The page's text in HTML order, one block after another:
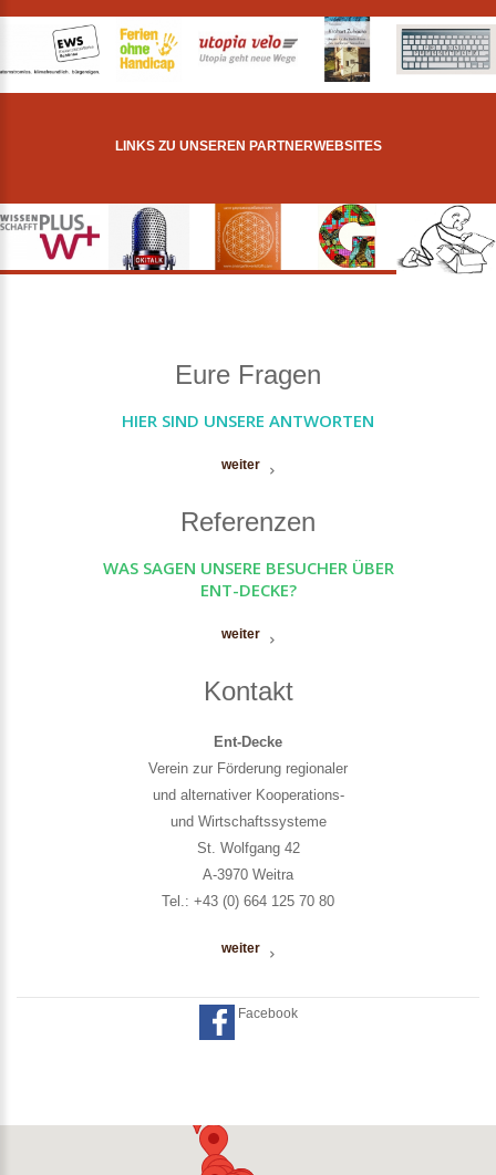
LINKS ZU UNSEREN PARTNERWEBSITES
Eure Fragen
HIER SIND UNSERE ANTWORTEN
weiter
Referenzen
WAS SAGEN UNSERE BESUCHER ÜBER
ENT-DECKE?
weiter
Kontakt
Ent-Decke
Verein zur Förderung regionaler
und alternativer Kooperations-
und Wirtschaftssysteme
St. Wolfgang 42
A-3970 Weitra
Tel.: +43 (0) 664 125 70 80
weiter
Facebook